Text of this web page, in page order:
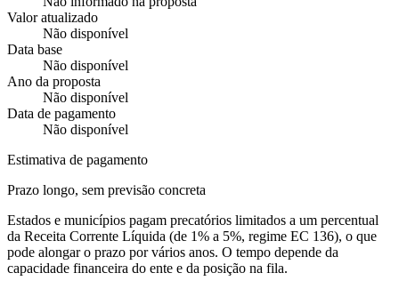
Valor atualizado
Não disponível
Data base
Não disponível
Ano da proposta
Não disponível
Data de pagamento
Não disponível
Estimativa de pagamento
Prazo longo, sem previsão concreta
Estados e municípios pagam precatórios limitados a um percentual
da Receita Corrente Líquida (de 1% a 5%, regime EC 136), o que
pode alongar o prazo por vários anos. O tempo depende da
capacidade financeira do ente e da posição na fila.